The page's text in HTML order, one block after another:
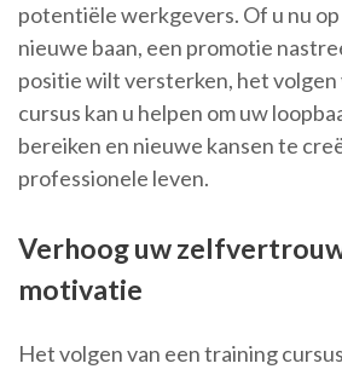
potentiële werkgevers. Of u nu
nieuwe baan, een promotie
positie wilt versterken, het volgen
cursus kan u helpen om uw
bereiken en nieuwe kansen te
professionele leven.
Verhoog uw
motivatie
Het volgen van een training